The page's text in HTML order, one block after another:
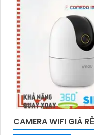
CAMERA WIFI GIÁ